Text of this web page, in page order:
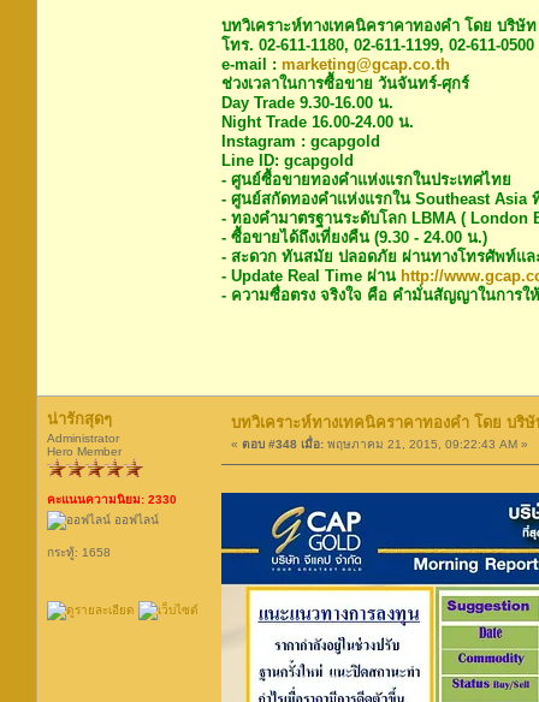
บทวิเคราะห์ทางเทคนิคราคาทองคำ โดย บริษั
โทร. 02-611-1180, 02-611-1199, 02-611-
e-mail : marketing@gcap.co.th
ช่วงเวลาในการซื้อขาย วันจันทร์-ศุกร์
Day Trade 9.30-16.00 น.
Night Trade 16.00-24.00 น.
Instagram : gcapgold
Line ID: gcapgold
- ศูนย์ซื้อขายทองคำแห่งแรกในประเทศไทย
- ศูนย์สกัดทองคำแห่งแรกใน Southeast Asia
- ทองคำมาตรฐานระดับโลก LBMA ( London
- ซื้อขายได้ถึงเที่ยงคืน (9.30 - 24.00 น.)
- สะดวก ทันสมัย ปลอดภัย ผ่านทางโทรศัพท์แล
- Update Real Time ผ่าน http://
- ความซื่อตรง จริงใจ คือ คำมั่นสัญญาในการใ
น่ารักสุดๆ
Administrator
Hero Member
คะแนนความนิยม: 2330
ออฟไลน์
กระทู้: 1658
บทวิเคราะห์ทางเทคนิคราคาทองคำ โดย บริษั
« ตอบ #348 เมื่อ: พฤษภาคม 21, 2015, 09:22:43 AM »